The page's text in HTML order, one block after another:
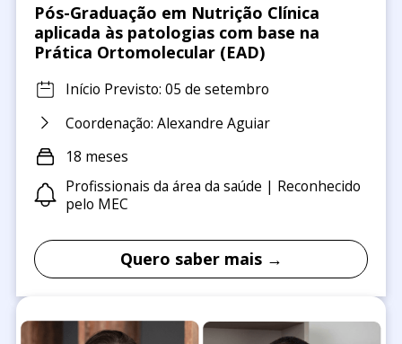
Pós-Graduação em Nutrição Clínica
aplicada às patologias com base na
Prática Ortomolecular (EAD)
Início Previsto: 05 de setembro
Coordenação: Alexandre Aguiar
18 meses
Profissionais da área da saúde | Reconhecido
pelo MEC
Quero saber mais →